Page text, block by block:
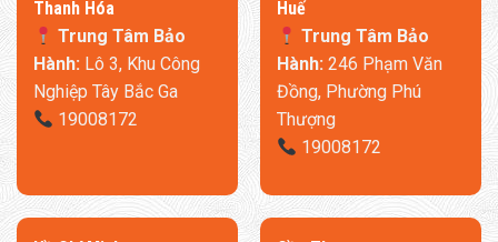
Thanh Hóa
Trung Tâm Bảo
Hành:Lô 3, Khu Công
Nghiệp Tây Bắc Ga
19008172
​Huế
Trung Tâm Bảo
Hành:246 Phạm Văn
Đồng, Phường Phú
Thượng
19008172